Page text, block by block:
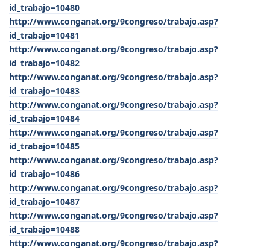
id_trabajo=10480
http://www.conganat.org/9congreso/trabajo.asp?
id_trabajo=10481
http://www.conganat.org/9congreso/trabajo.asp?
id_trabajo=10482
http://www.conganat.org/9congreso/trabajo.asp?
id_trabajo=10483
http://www.conganat.org/9congreso/trabajo.asp?
id_trabajo=10484
http://www.conganat.org/9congreso/trabajo.asp?
id_trabajo=10485
http://www.conganat.org/9congreso/trabajo.asp?
id_trabajo=10486
http://www.conganat.org/9congreso/trabajo.asp?
id_trabajo=10487
http://www.conganat.org/9congreso/trabajo.asp?
id_trabajo=10488
http://www.conganat.org/9congreso/trabajo.asp?